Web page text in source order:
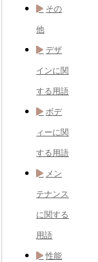
その
他
デザ
インに関
する用語
ボデ
ィーに関
する用語
メン
テナンス
に関する
用語
性能